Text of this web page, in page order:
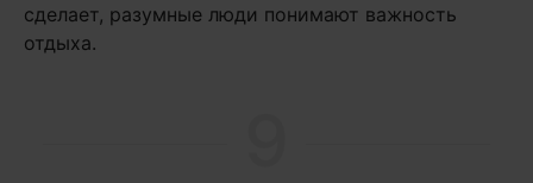
сделает, разумные люди понимают важность
отдыха.